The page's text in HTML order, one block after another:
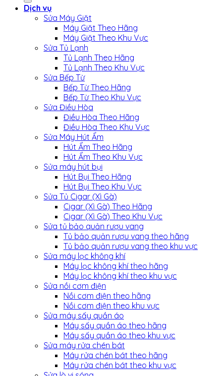
Dịch vụ
Sửa Máy Giặt
Máy Giặt Theo Hãng
Máy Giặt Theo Khu Vực
Sửa Tủ Lạnh
Tủ Lạnh Theo Hãng
Tủ Lạnh Theo Khu Vực
Sửa Bếp Từ
Bếp Từ Theo Hãng
Bếp Từ Theo Khu Vực
Sửa Điều Hòa
Điều Hòa Theo Hãng
Điều Hòa Theo Khu Vực
Sửa Máy Hút Ẩm
Hút Ẩm Theo Hãng
Hút Ẩm Theo Khu Vực
Sửa máy hút bụi
Hút Bụi Theo Hãng
Hút Bụi Theo Khu Vực
Sửa Tủ Cigar (Xì Gà)
Cigar (Xì Gà) Theo Hãng
Cigar (Xì Gà) Theo Khu Vực
Sửa tủ bảo quản rượu vang
Tủ bảo quản rượu vang theo hãng
Tủ bảo quản rượu vang theo khu vực
Sửa máy lọc không khí
Máy lọc không khí theo hãng
Máy lọc không khí theo khu vực
Sửa nồi cơm điện
Nồi cơm điện theo hãng
Nồi cơm điện theo khu vực
Sửa máy sấy quần áo
Máy sấy quần áo theo hãng
Máy sấy quần áo theo khu vực
Sửa máy rửa chén bát
Máy rửa chén bát theo hãng
Máy rửa chén bát theo khu vực